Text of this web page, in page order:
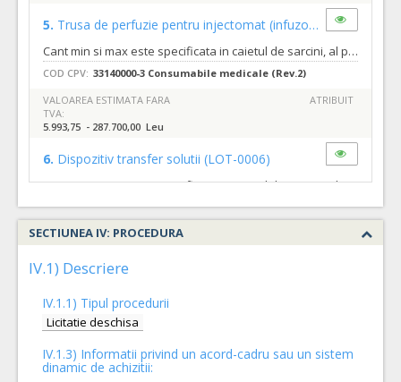
5. Trusa de perfuzie pentru injectomat (infuzomat) (LOT-
Cant min si max este specificata in caietul de sarcini, al prezentei documentatii
COD CPV: 33140000-3 Consumabile medicale (Rev.2)
VALOAREA ESTIMATA FARA
TVA:
5.993,75 - 287.700,00 Leu
ATRIBUIT
6. Dispozitiv transfer solutii (LOT-0006)
Cant min si max este specificata in caietul de sarcini, al prezentei documentatii.
COD CPV: 33194120-3 Articole pentru perfuzii (Rev.2)
VALOAREA ESTIMATA FARA
TVA:
13.821,50 - 663.432,00 Leu
VALOAREA ESTIMATA FARA
SECTIUNEA IV: PROCEDURA
IV.1) Descriere
IV.1.1) Tipul procedurii
Licitatie deschisa
IV.1.3) Informatii privind un acord-cadru sau un sistem
dinamic de achizitii: